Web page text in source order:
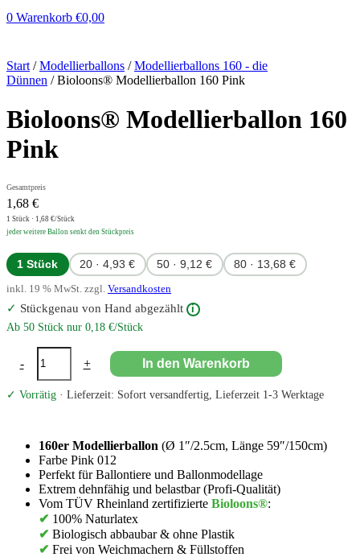
0 Warenkorb €0,00
Start /Modellierballons /Modellierballons 160 - die
Dünnen / Bioloons® Modellierballon 160 Pink
Bioloons® Modellierballon 160
Pink
Gesamtpreis
1,68 €
1 Stück · 1,68 €/Stück
jeder weitere Ballon senkt den Stückpreis
1 Stück 20 · 4,93 € 50 · 9,12 € 80 · 13,68 €
inkl. 19 % MwSt. zzgl. Versandkosten
✓ Stückgenau von Hand abgezählt i
Ab 50 Stück nur 0,18 €/Stück
-
Bioloons®
Modellierballon
Pink
+ In den Warenkorb
✓ Vorrätig · Lieferzeit: Sofort versandfertig, Lieferzeit 1-3 Werktage
160er Modellierballon (Ø 1″/2.5cm, Länge 59″/150cm)
Farbe Pink 012
Perfekt für Ballontiere und Ballonmodellage
Extrem dehnfähig und belastbar (Profi-Qualität)
Vom TÜV Rheinland zertifizierte Bioloons®:
✔ 100% Naturlatex
✔ Biologisch abbaubar & ohne Plastik
✔ Frei von Weichmachern & Füllstoffen